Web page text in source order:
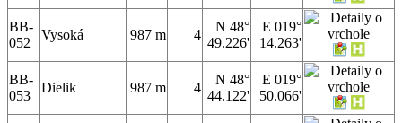
BB-
052
Vysoká 987 m 4
N 48°
49.226'
E 019°
14.263'
BB-
053
Dielik 987 m 4
N 48°
44.122'
E 019°
50.066'